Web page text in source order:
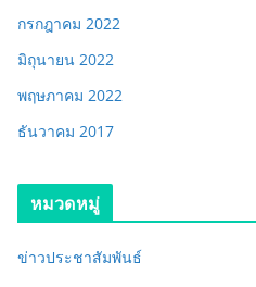
กรกฎาคม 2022
มิถุนายน 2022
พฤษภาคม 2022
ธันวาคม 2017
หมวดหมู่
ข่าวประชาสัมพันธ์